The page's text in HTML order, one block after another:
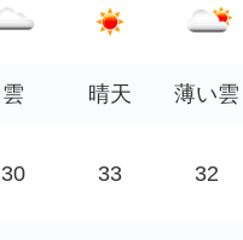
雲 晴天 薄い雲
30 33 32